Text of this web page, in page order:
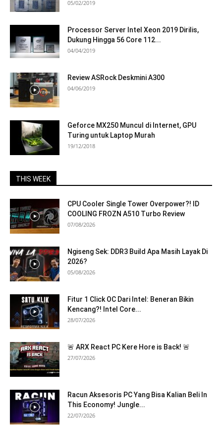
05/02/2019
Processor Server Intel Xeon 2019 Dirilis,
Dukung Hingga 56 Core 112...
04/04/2019
Review ASRock Deskmini A300
04/06/2019
Geforce MX250 Muncul di Internet, GPU
Turing untuk Laptop Murah
19/12/2018
THIS WEEK
CPU Cooler Single Tower Overpower?! ID
COOLING FROZN A510 Turbo Review
07/08/2026
Ngiseng Sek: DDR3 Build Apa Masih Layak Di
2026?
05/08/2026
Fitur 1 Click OC Dari Intel: Beneran Bikin
Kencang?! Intel Core...
28/07/2026
🚨 ARX React PC Kere Hore is Back! 🚨
27/07/2026
Racun Aksesoris PC Yang Bisa Kalian Beli In
This Economy! Jungle...
22/07/2026